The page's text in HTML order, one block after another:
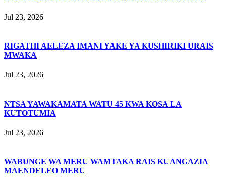
Jul 23, 2026
RIGATHI AELEZA IMANI YAKE YA KUSHIRIKI URAIS
MWAKA
Jul 23, 2026
NTSA YAWAKAMATA WATU 45 KWA KOSA LA
KUTOTUMIA
Jul 23, 2026
WABUNGE WA MERU WAMTAKA RAIS KUANGAZIA
MAENDELEO MERU